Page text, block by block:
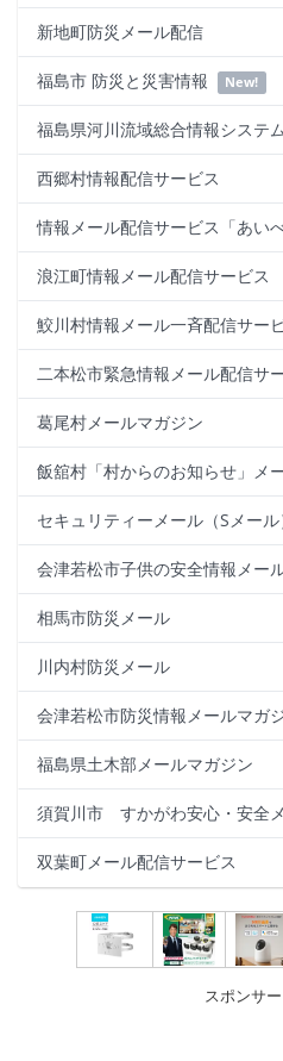
新地町防災メール配信
福島市 防災と災害情報 New!
福島県河川流域総合情報システ
西郷村情報配信サービス
情報メール配信サービス「あいべ
浪江町情報メール配信サービス
鮫川村情報メール一斉配信サー
二本松市緊急情報メール配信サ
葛尾村メールマガジン
飯舘村「村からのお知らせ」メ
セキュリティーメール（Sメール
会津若松市子供の安全情報メー
相馬市防災メール
川内村防災メール
会津若松市防災情報メールマガ
福島県土木部メールマガジン
須賀川市 すかがわ安心・安全
双葉町メール配信サービス
スポンサ